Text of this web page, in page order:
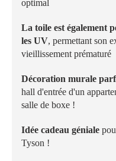
optimal
La toile est également
les UV, permettant son
vieillissement prématuré
Décoration murale
hall d'entrée d'un
salle de boxe !
Idée cadeau géniale
Tyson !